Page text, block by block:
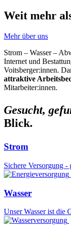
Weit mehr
Mehr über uns
Strom – Wasser –
Internet und
Voitsberger:innen.
attraktive
Mitarbeiter:innen.
Gesucht,
Blick.
Strom
Sichere Versorgung
Wasser
Unser Wasser ist die